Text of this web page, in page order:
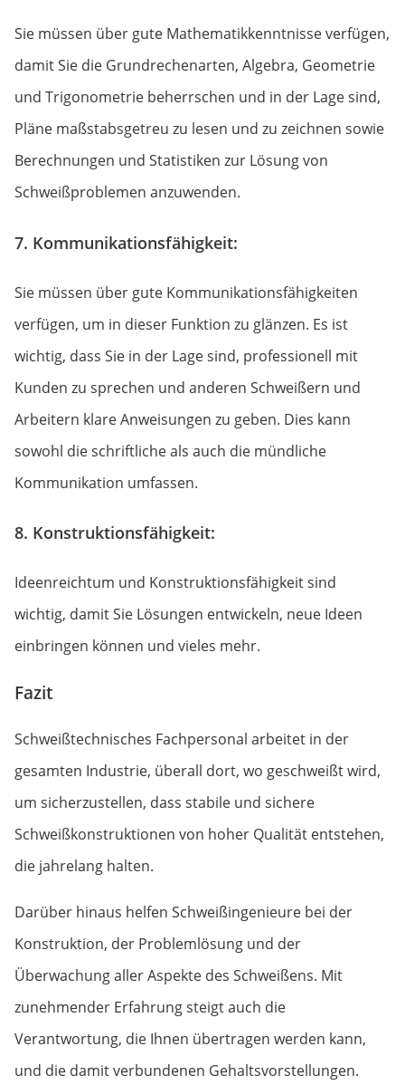
Sie müssen über gute Mathematikkenntnisse verfügen,
damit Sie die Grundrechenarten, Algebra, Geometrie
und Trigonometrie beherrschen und in der Lage sind,
Pläne maßstabsgetreu zu lesen und zu zeichnen sowie
Berechnungen und Statistiken zur Lösung von
Schweißproblemen anzuwenden.
7. Kommunikationsfähigkeit:
Sie müssen über gute Kommunikationsfähigkeiten
verfügen, um in dieser Funktion zu glänzen. Es ist
wichtig, dass Sie in der Lage sind, professionell mit
Kunden zu sprechen und anderen Schweißern und
Arbeitern klare Anweisungen zu geben. Dies kann
sowohl die schriftliche als auch die mündliche
Kommunikation umfassen.
8. Konstruktionsfähigkeit:
Ideenreichtum und Konstruktionsfähigkeit sind
wichtig, damit Sie Lösungen entwickeln, neue Ideen
einbringen können und vieles mehr.
Fazit
Schweißtechnisches Fachpersonal arbeitet in der
gesamten Industrie, überall dort, wo geschweißt wird,
um sicherzustellen, dass stabile und sichere
Schweißkonstruktionen von hoher Qualität entstehen,
die jahrelang halten.
Darüber hinaus helfen Schweißingenieure bei der
Konstruktion, der Problemlösung und der
Überwachung aller Aspekte des Schweißens. Mit
zunehmender Erfahrung steigt auch die
Verantwortung, die Ihnen übertragen werden kann,
und die damit verbundenen Gehaltsvorstellungen.